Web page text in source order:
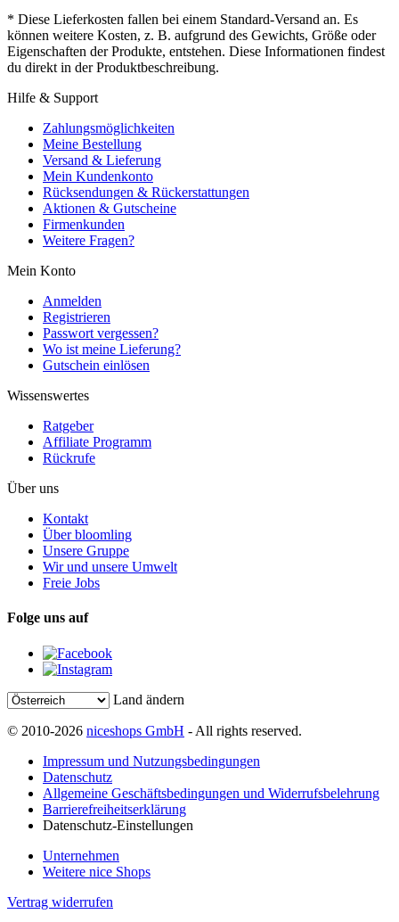
* Diese Lieferkosten fallen bei einem Standard-Versand an. Es
können weitere Kosten, z. B. aufgrund des Gewichts, Größe oder
Eigenschaften der Produkte, entstehen. Diese Informationen findest
du direkt in der Produktbeschreibung.
Hilfe & Support
Zahlungsmöglichkeiten
Meine Bestellung
Versand & Lieferung
Mein Kundenkonto
Rücksendungen & Rückerstattungen
Aktionen & Gutscheine
Firmenkunden
Weitere Fragen?
Mein Konto
Anmelden
Registrieren
Passwort vergessen?
Wo ist meine Lieferung?
Gutschein einlösen
Wissenswertes
Ratgeber
Affiliate Programm
Rückrufe
Über uns
Kontakt
Über bloomling
Unsere Gruppe
Wir und unsere Umwelt
Freie Jobs
Folge uns auf
Land ändern
© 2010-2026 niceshops GmbH - All rights reserved.
Impressum und Nutzungsbedingungen
Datenschutz
Allgemeine Geschäftsbedingungen und Widerrufsbelehrung
Barrierefreiheitserklärung
Datenschutz-Einstellungen
Unternehmen
Weitere nice Shops
Vertrag widerrufen